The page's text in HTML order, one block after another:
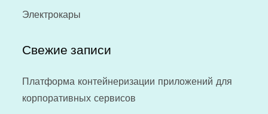
Электрокары
Свежие записи
Платформа контейнеризации приложений для
корпоративных сервисов